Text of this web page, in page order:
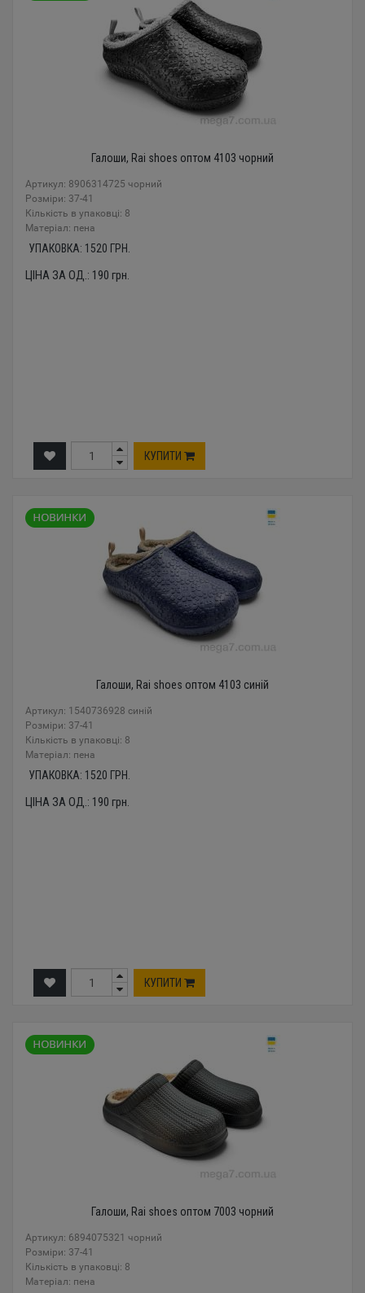
Галоши, Rai shoes оптом 4103 чорний
Артикул: 8906314725 чорний
Розміри: 37-41
Кількість в упаковці: 8
Mатеріал: пена
УПАКОВКА: 1520 ГРН.
ЦІНА ЗА ОД.: 190 грн.
КУПИТИ
Галоши, Rai shoes оптом 4103 синій
Артикул: 1540736928 синій
Розміри: 37-41
Кількість в упаковці: 8
Mатеріал: пена
УПАКОВКА: 1520 ГРН.
ЦІНА ЗА ОД.: 190 грн.
КУПИТИ
Галоши, Rai shoes оптом 7003 чорний
Артикул: 6894075321 чорний
Розміри: 37-41
Кількість в упаковці: 8
Mатеріал: пена